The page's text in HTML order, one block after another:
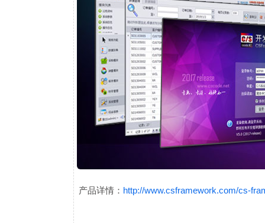
产品详情： http://www.csframework.com/cs-